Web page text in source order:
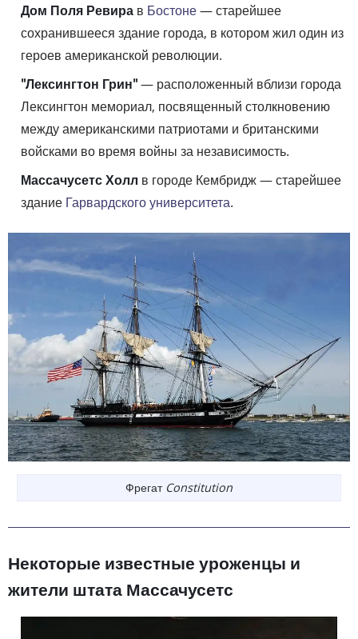
Дом Поля Ревира в Бостоне— старейшее
сохранившееся здание города, в котором жил один из
героев американской революции.
"Лексингтон Грин"— расположенный вблизи города
Лексингтон мемориал, посвященный столкновению
между американскими патриотами и британскими
войсками во время войны за независимость.
Массачусетс Холл в городе Кембридж — старейшее
здание Гарвардского университета.
Фрегат Constitution
Некоторые известные уроженцы и
жители штата Массачусетс